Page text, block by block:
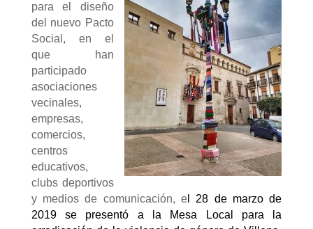
para el diseño
del nuevo Pacto
Social, en el
que han
participado
asociaciones
vecinales,
empresas,
comercios,
centros
educativos,
clubs deportivos
y medios de comunicación, e l 28 de marzo de
2019 se presentó a la Mesa Local para la